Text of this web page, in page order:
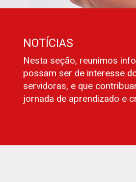
NOTÍCIAS
Nesta seção, reunimos
possam ser de interesse
servidoras, e que
jornada de aprendizado e